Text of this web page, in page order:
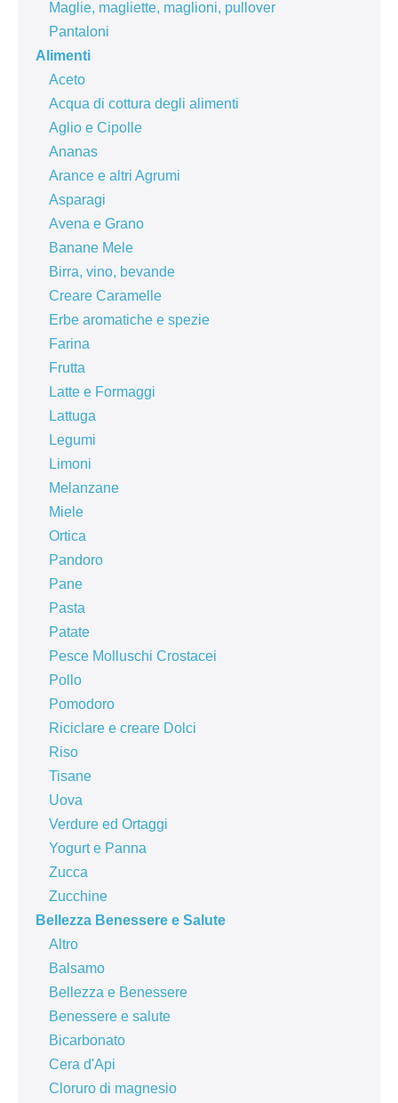
Maglie, magliette, maglioni, pullover
Pantaloni
Alimenti
Aceto
Acqua di cottura degli alimenti
Aglio e Cipolle
Ananas
Arance e altri Agrumi
Asparagi
Avena e Grano
Banane Mele
Birra, vino, bevande
Creare Caramelle
Erbe aromatiche e spezie
Farina
Frutta
Latte e Formaggi
Lattuga
Legumi
Limoni
Melanzane
Miele
Ortica
Pandoro
Pane
Pasta
Patate
Pesce Molluschi Crostacei
Pollo
Pomodoro
Riciclare e creare Dolci
Riso
Tisane
Uova
Verdure ed Ortaggi
Yogurt e Panna
Zucca
Zucchine
Bellezza Benessere e Salute
Altro
Balsamo
Bellezza e Benessere
Benessere e salute
Bicarbonato
Cera d'Api
Cloruro di magnesio